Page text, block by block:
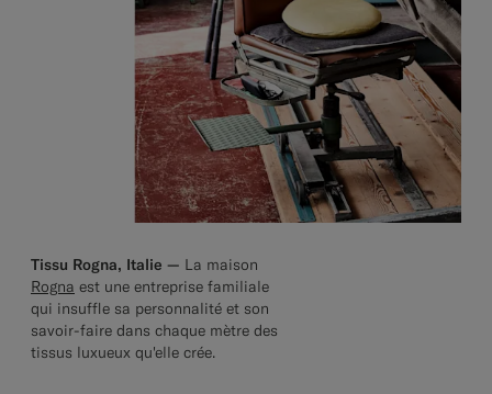
Tissu Rogna, Italie — La maison
Rogna est une entreprise familiale
qui insuffle sa personnalité et son
savoir-faire dans chaque mètre des
tissus luxueux qu'elle crée.